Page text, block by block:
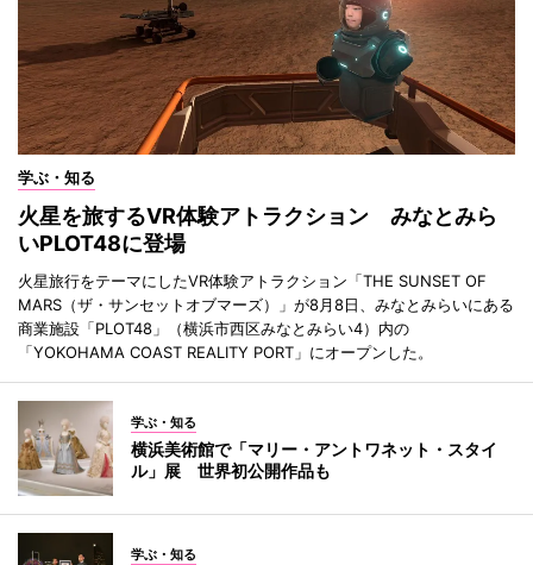
学ぶ・知る
火星を旅するVR体験アトラクション みなとみら
いPLOT48に登場
火星旅行をテーマにしたVR体験アトラクション「THE SUNSET OF
MARS（ザ・サンセットオブマーズ）」が8月8日、みなとみらいにある
商業施設「PLOT48」（横浜市西区みなとみらい4）内の
「YOKOHAMA COAST REALITY PORT」にオープンした。
学ぶ・知る
横浜美術館で「マリー・アントワネット・スタイ
ル」展 世界初公開作品も
学ぶ・知る